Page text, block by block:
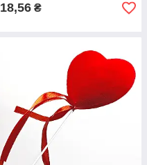
18,56 ₴